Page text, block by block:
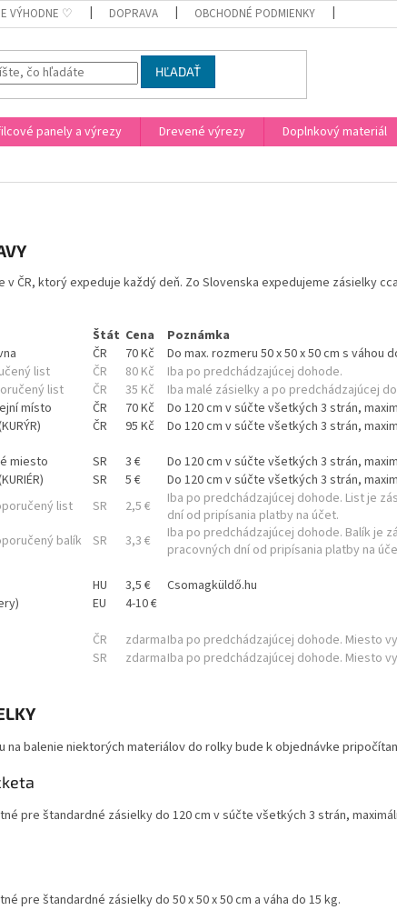
VÝHODNE ♡ DOPRAVA OBCHODNÉ PODMIENKY
HĽADAŤ
panely a výrezy Drevené výrezy Doplnkový materiál
v ČR, ktorý expeduje každý deň. Zo Slovenska expedujeme zásielky
Štát Cena
Poznámka
ČR 70 Kč Do max. rozmeru 50 x 50 x 50 cm s váhou
list
ČR 80 Kč
Iba po predchádzajúcej dohode.
list
ČR 35 Kč
Iba malé zásielky a po predchádzajúcej
místo
ČR 70 Kč
Do 120 cm v súčte všetkých 3 strán,
ČR 95 Kč
Do 120 cm v súčte všetkých 3 strán,
miesto
SR 3 €
Do 120 cm v súčte všetkých 3 strán,
SR 5 €
Do 120 cm v súčte všetkých 3 strán,
list
SR 2,5 €
Iba po predchádzajúcej dohode. List je
dní od pripísania platby na účet.
balík
SR 3,3 €
Iba po predchádzajúcej dohode. Balík je
pracovných dní od pripísania platby na
HU 3,5 €
Csomagküldő.hu
EU
4-10 €
ČR zdarmaIba po predchádzajúcej dohode. Miesto
SR zdarmaIba po predchádzajúcej dohode. Miesto
na balenie niektorých materiálov do rolky bude k objednávke
pre štandardné zásielky do 120 cm v súčte všetkých 3 strán,
pre štandardné zásielky do 50 x 50 x 50 cm a váha do 15 kg.